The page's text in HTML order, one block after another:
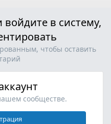
войдите в систему,
чтобы оставить
сообществе.